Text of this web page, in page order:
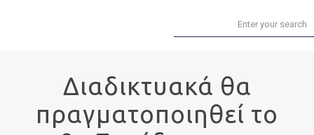
Διαδικτυακά θα
πραγματοποιηθεί το